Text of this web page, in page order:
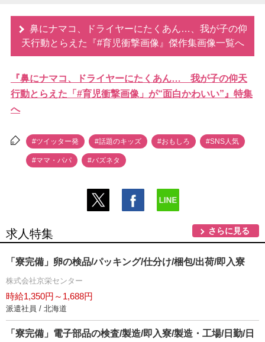
鼻にナマコ、ドライヤーにたくあん…、我が子の仰
天行動とらえた『#育児衝撃画像』傑作集画像一覧へ
『鼻にナマコ、ドライヤーにたくあん… 我が子の仰天
行動とらえた「#育児衝撃画像」が“面白かわいい”』特集
へ
#ツイッター発 #話題のキッズ #おもしろ #SNS人気
#ママ・パパ #バズネタ
求人特集 さらに見る
「寮完備」卵の検品/パッキング/仕分け/梱包/出荷/即入寮
株式会社京栄センター
時給1,350円～1,688円
派遣社員 / 北海道
「寮完備」電子部品の検査/製造/即入寮/製造・工場/日勤/日